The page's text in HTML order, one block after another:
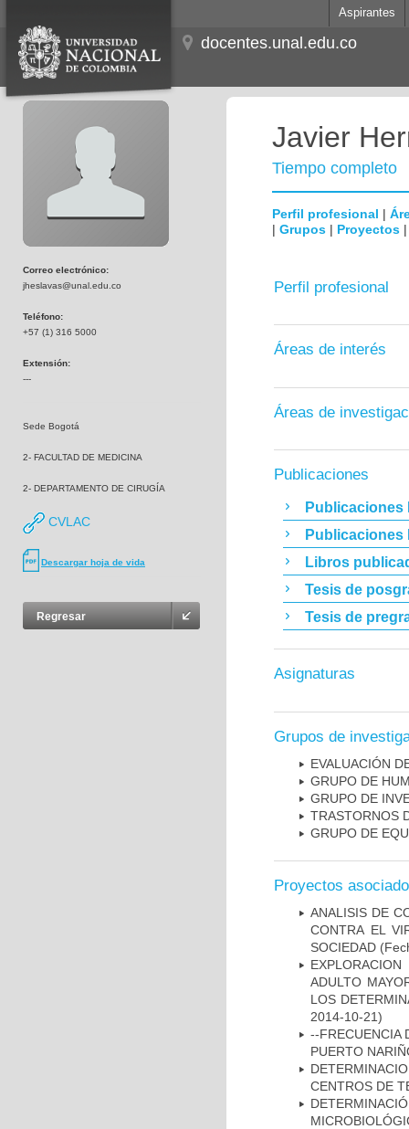
Aspirantes
docentes.unal.edu.co
Correo electrónico:
jheslavas@unal.edu.co
Teléfono:
+57 (1) 316 5000
Extensión:
---
Sede Bogotá
2- FACULTAD DE MEDICINA
2- DEPARTAMENTO DE CIRUGÍA
CVLAC
Descargar hoja de vida
Regresar
Javier
Tiempo completo
Perfil profesional |
| Grupos | Proyectos
Perfil profesional
Áreas de interés
Áreas de
Publicaciones
Publicaciones
Publicaciones
Libros
Tesis de
Tesis de
Asignaturas
Grupos de
EVALUACIÓN
GRUPO DE
GRUPO DE
TRASTORNOS
GRUPO DE
Proyectos
ANALISIS DE
CONTRA EL
SOCIEDAD
ADULTO
LOS
2014-10-21)
--FRECUENCIA
PUERTO
CENTROS DE